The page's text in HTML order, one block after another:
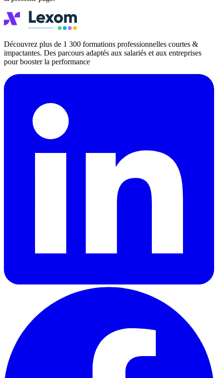
Découvrez plus de 1 300 formations professionnelles courtes &
impactantes. Des parcours adaptés aux salariés et aux entreprises
pour booster la performance